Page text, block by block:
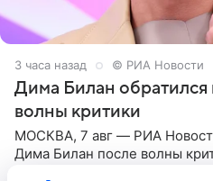
3 часа назад © РИА Новости
Дима Билан обратился
волны критики
МОСКВА, 7 авг — РИА
Дима Билан после волны